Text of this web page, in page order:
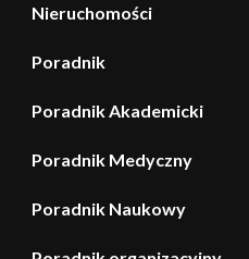
Nieruchomości
Poradnik
Poradnik Akademicki
Poradnik Medyczny
Poradnik Naukowy